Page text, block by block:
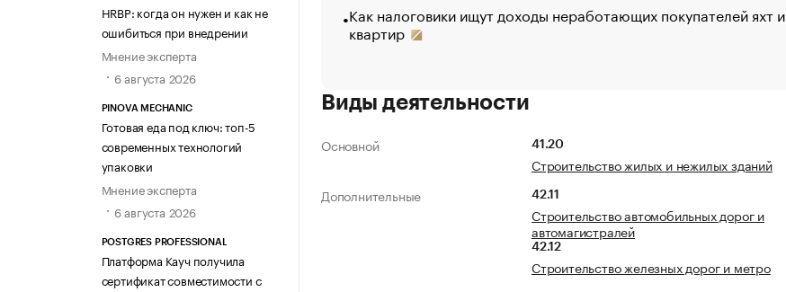
HRBP: когда он нужен и как не
ошибиться при внедрении
Мнение эксперта
6 августа 2026
PINOVA MECHANIC
Готовая еда под ключ: топ-5
современных технологий
упаковки
Мнение эксперта
6 августа 2026
POSTGRES PROFESSIONAL
Платформа Кауч получила
сертификат совместимости с
Как налоговики ищут доходы неработающих покупателей яхт и
квартир
Виды деятельности
Основной 41.20
Строительство жилых и нежилых зданий
Дополнительные
42.11
Строительство автомобильных дорог и
автомагистралей
42.12
Строительство железных дорог и метро